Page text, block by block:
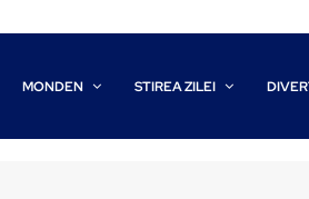
MONDEN STIREA ZILEI